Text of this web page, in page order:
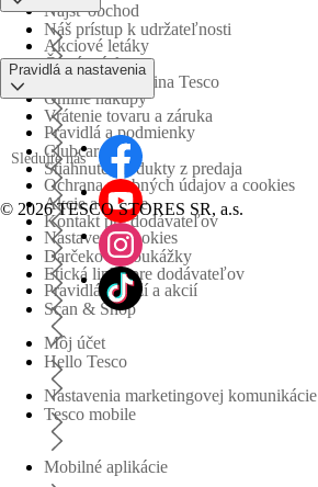
Náš prístup k udržateľnosti
Obchodná skupina Tesco
Nájsť obchod
Časté otázky
Vrátenie tovaru a záruka
Stiahnuté produkty z predaja
Kontakt pre dodávateľov
Etická linka pre dodávateľov
Akciové letáky
Online nákupy
Clubcard
Akcie a súťaže
Darčekové poukážky
Scan & Shop
Hello Tesco
Tesco mobile
Mobilné aplikácie
Pravidlá a nastavenia
Pravidlá a podmienky
Ochrana osobných údajov a cookies
Nastavenia cookies
Pravidlá súťaží a akcií
Môj účet
Nastavenia marketingovej komunikácie
Sledujte nás
© 2026 TESCO STORES SR, a.s.